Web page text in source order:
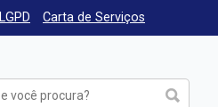
LGPD Carta de Serviços